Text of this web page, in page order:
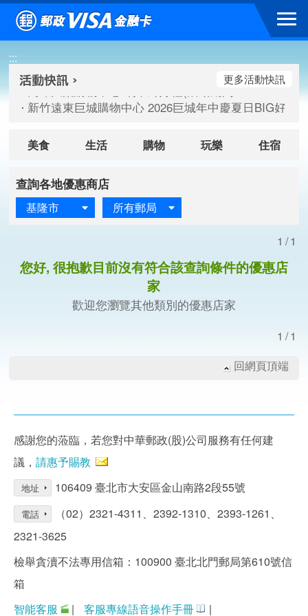
跳到主要內容區塊
:::
高雄大樂購物中心 刷卡郵好禮(活動期間：115/08/07-
臺北三創生活 有點東西第2波 刷卡郵好禮(活動期間：
高雄大樂購物中心 刷卡郵好禮(活動期間：115/08/07-
新竹遠東巨城購物中心 2026巨城年中慶夏日BIG好刷(
更多活動快訊
美食 生活 購物 玩樂 住宿
查詢各地優惠商店
基隆市 所有郵局
1/1
您好, 很抱歉目前沒有符合該查詢條件的優惠店
家
歡迎您瀏覽其他類別的優惠店家
1/1
回網頁頂端
感謝您的蒞臨，若您對中華郵政(股)公司服務有任何建
議， 請惠予賜教
地址 106409 臺北市大安區金山南路2段55號
電話
（02）2321-4311、2392-1310、2393-1261、
2321-3625
檢舉貪瀆不法專用信箱：100900 臺北北門郵局第610號信
箱
智能客服
| 客服專線語音操作手冊 |